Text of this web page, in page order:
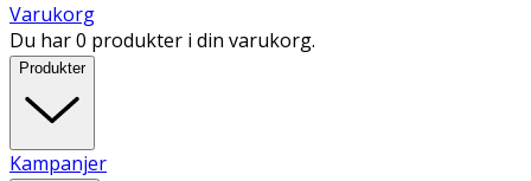
Varukorg
Du har 0 produkter i din varukorg.
Produkter
Kampanjer